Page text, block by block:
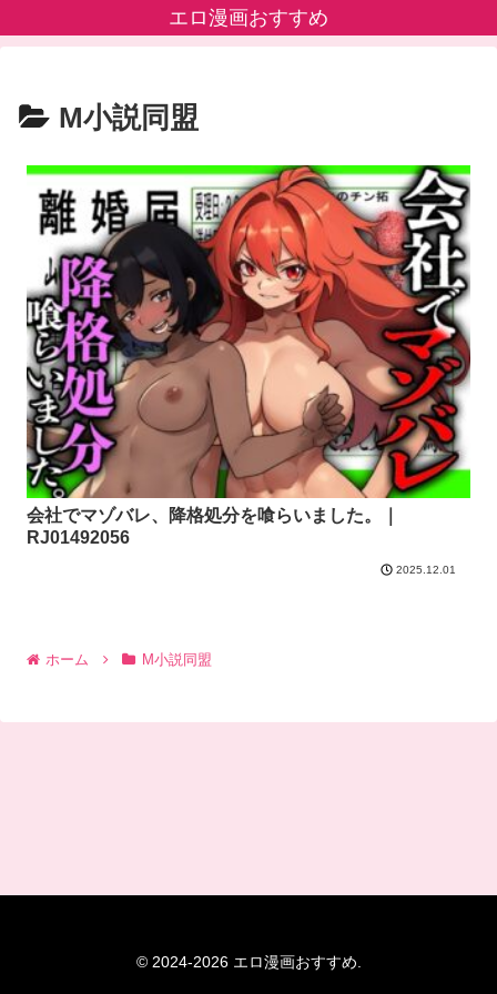
エロ漫画おすすめ
M小説同盟
会社でマゾバレ、降格処分を喰らいました。｜
RJ01492056
2025.12.01
ホーム M小説同盟
© 2024-2026 エロ漫画おすすめ.